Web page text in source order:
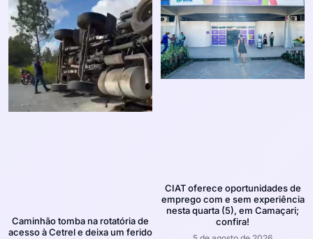
Caminhão tomba na rotatória de
acesso à Cetrel e deixa um ferido
CIAT oferece oportunidades de
emprego com e sem experiência
nesta quarta (5), em Camaçari;
confira!